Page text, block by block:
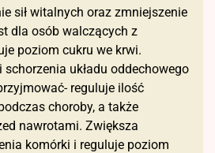
sił witalnych oraz zmniejszenie
dla osób walczących z
poziom cukru we krwi.
układu oddechowego
reguluje ilość
choroby, a także
nawrotami. Zwiększa
komórki i reguluje poziom